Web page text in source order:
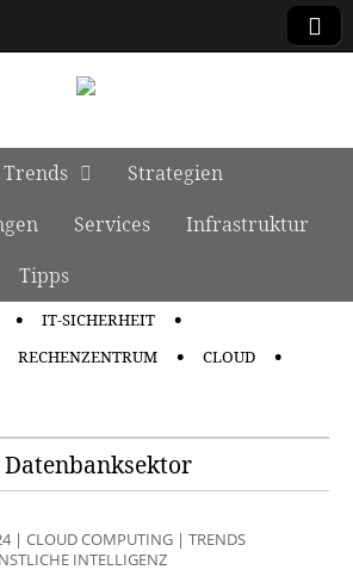
Trends
Strategien
Services
Infrastruktur
Tipps
IT-SICHERHEIT
RECHENZENTRUM
CLOUD
| CLOUD COMPUTING | TRENDS
INTELLIGENZ